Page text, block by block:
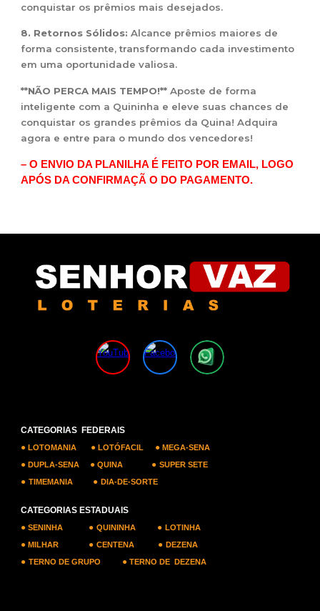
conquistar os prêmios mais desejados.
8. Retornos Sólidos:Alcance prêmios maiores de
forma consistente, transformando cada investimento
em uma oportunidade valiosa.
**NÃO PERCA MAIS TEMPO!**Aposte de forma
inteligente com a Quininha e eleve suas chances de
conquistar os grandes prêmios da Quina! Adquira
agora e entre para o mundo dos vencedores!
– O ENVIO DA PLANILHA É FEITO POR EMAIL, LOGO
APÓS DA CONFIRMAÇÃ O DO PAGAMENTO.
CATEGORIAS FEDERAIS
●LOTOMANIA ●LOTÓFACIL ●MEGA-SENA
●DUPLA-SENA ●QUINA ● SUPER SETE
● TIMEMANIA ● DIA-DE-SORTE
CATEGORIAS ESTADUAIS
●SENINHA ● QUININHA ● LOTINHA
●MILHAR ● CENTENA ● DEZENA
● TERNO DE GRUPO ●TERNO DE DEZENA